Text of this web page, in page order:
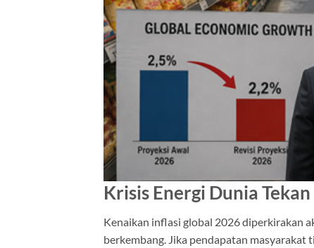
Krisis Energi Dunia
Kenaikan inflasi global 2026 diperkirakan
berkembang. Jika pendapatan